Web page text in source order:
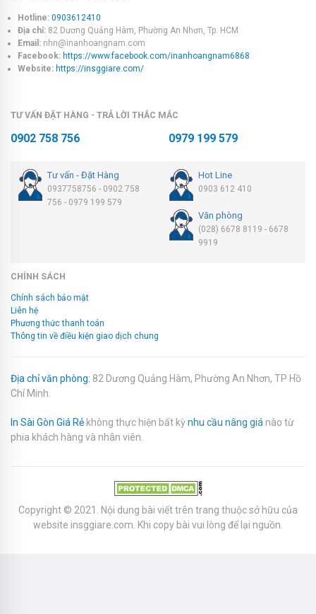
Hotline: 0903612410
Địa chỉ: 82 Dương Quảng Hàm, Phường An Nhơn, Tp. HCM
Email: nhn@inanhoangnam.com
Facebook: https://www.facebook.com/inanhoangnam6868
Website: https://insggiare.com/
TƯ VẤN ĐẶT HÀNG - TRẢ LỜI THẮC MẮC
0902 758 756 0979 199 579
Tư vấn - Đặt Hàng
0937758756 - 0902 758
756 - 0979 199 579
Hot Line
0903 612 410
Văn phòng
(028) 6678 8119 - 6678
9919
CHÍNH SÁCH
Chính sách bảo mật
Liên hệ
Phương thức thanh toán
Thông tin về điều kiện giao dịch chung
Địa chỉ văn phòng: 82 Dương Quảng Hàm, Phường An Nhơn, TP Hồ
Chí Minh.
In Sài Gòn Giá Rẻ không thực hiện bất kỳ nhu cầu nâng giá nào từ
phia khách hàng và nhân viên.
Copyright © 2021. Nội dung bài viết trên trang thuộc sở hữu của
website insggiare.com. Khi copy bài vui lòng để lại nguồn.